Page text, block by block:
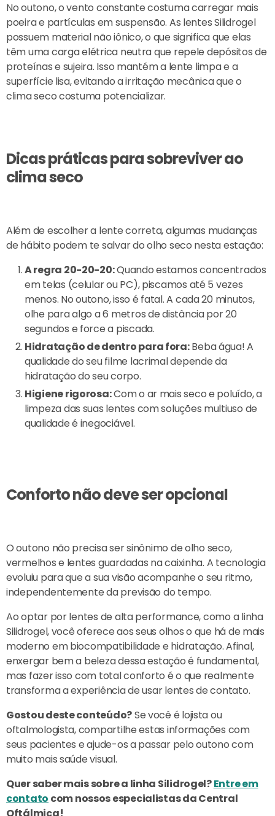
No outono, o vento constante costuma carregar mais
poeira e partículas em suspensão. As lentes Silidrogel
possuem material não iônico, o que significa que elas
têm uma carga elétrica neutra que repele depósitos de
proteínas e sujeira. Isso mantém a lente limpa e a
superfície lisa, evitando a irritação mecânica que o
clima seco costuma potencializar.
Dicas práticas para sobreviver ao
clima seco
Além de escolher a lente correta, algumas mudanças
de hábito podem te salvar do olho seco nesta estação:
A regra 20-20-20:Quando estamos concentrados
em telas (celular ou PC), piscamos até 5 vezes
menos. No outono, isso é fatal. A cada 20 minutos,
olhe para algo a 6 metros de distância por 20
segundos e force a piscada.
Hidratação de dentro para fora:Beba água! A
qualidade do seu filme lacrimal depende da
hidratação do seu corpo.
Higiene rigorosa:Com o ar mais seco e poluído, a
limpeza das suas lentes com soluções multiuso de
qualidade é inegociável.
Conforto não deve ser opcional
O outono não precisa ser sinônimo de olho seco,
vermelhos e lentes guardadas na caixinha. A tecnologia
evoluiu para que a sua visão acompanhe o seu ritmo,
independentemente da previsão do tempo.
Ao optar por lentes de alta performance, como a linha
Silidrogel, você oferece aos seus olhos o que há de mais
moderno em biocompatibilidade e hidratação. Afinal,
enxergar bem a beleza dessa estação é fundamental,
mas fazer isso com total conforto é o que realmente
transforma a experiência de usar lentes de contato.
Gostou deste conteúdo?Se você é lojista ou
oftalmologista, compartilhe estas informações com
seus pacientes e ajude-os a passar pelo outono com
muito mais saúde visual.
Quer saber mais sobre a linha Silidrogel?Entre em
contato com nossos especialistas da Central